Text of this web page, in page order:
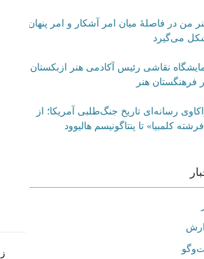
من در فاصلۀ میان امر آشکار و امر پنهان
می‌گیرد
نقاشی رئیس آکادمی هنر ازبکستان
فرهنگستان هنر
رسانه‌ای تاریخ جنگ‌طلبی آمریکا؛ از
کلمبیا» تا پنتاگونیسم هالیوود